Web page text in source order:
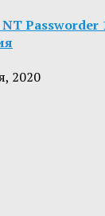
Passworder
2020